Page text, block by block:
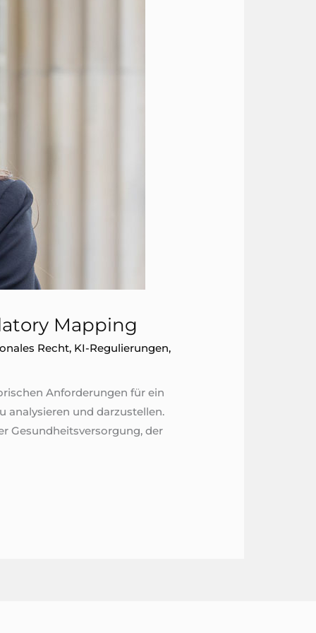
Mapping
Recht, KI-Regulierungen,
Anforderungen für ein
analysieren und darzustellen.
Gesundheitsversorgung, der